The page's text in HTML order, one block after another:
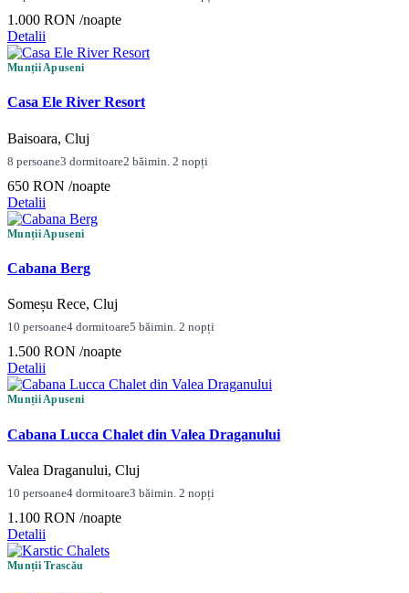
1.000 RON /noapte
Detalii
Munții Apuseni
Casa Ele River Resort
Baisoara, Cluj
8 persoane3 dormitoare2 băimin. 2 nopți
650 RON /noapte
Detalii
Munții Apuseni
Cabana Berg
Someșu Rece, Cluj
10 persoane4 dormitoare5 băimin. 2 nopți
1.500 RON /noapte
Detalii
Munții Apuseni
Cabana Lucca Chalet din Valea Draganului
Valea Draganului, Cluj
10 persoane4 dormitoare3 băimin. 2 nopți
1.100 RON /noapte
Detalii
Munții Trascău